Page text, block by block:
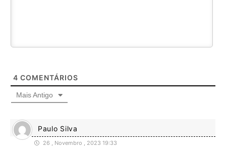
4 COMENTÁRIOS
Mais Antigo
Paulo Silva
26 , Novembro , 2023 19:33